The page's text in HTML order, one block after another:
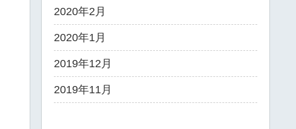
2020年2月
2020年1月
2019年12月
2019年11月